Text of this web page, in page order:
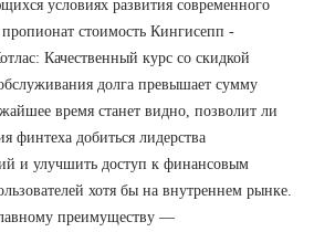
условиях развития современного
стоимость Кингисепп -
Качественный курс со скидкой
долга превышает сумму
время станет видно, позволит ли
финтеха добиться лидерства
и улучшить доступ к финансовым
хотя бы на внутреннем рынке.
преимуществу —